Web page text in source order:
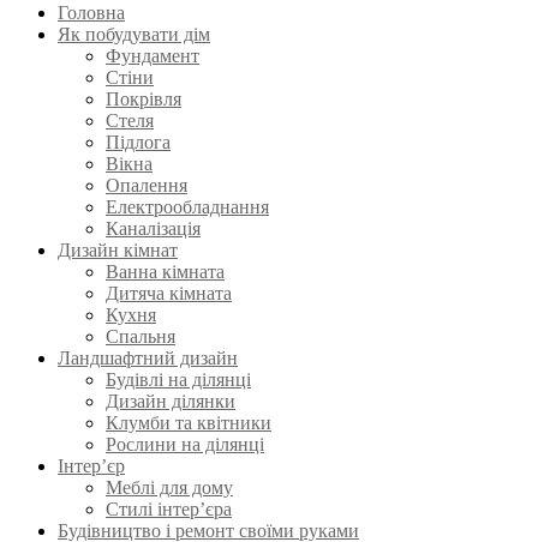
Головна
Як побудувати дім
Фундамент
Стіни
Покрівля
Стеля
Підлога
Вікна
Опалення
Електрообладнання
Каналізація
Дизайн кімнат
Ванна кімната
Дитяча кімната
Кухня
Спальня
Ландшафтний дизайн
Будівлі на ділянці
Дизайн ділянки
Клумби та квітники
Рослини на ділянці
Інтер’єр
Меблі для дому
Стилі інтер’єра
Будівництво і ремонт своїми руками